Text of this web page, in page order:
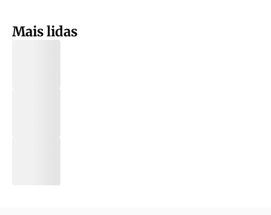
Mais lidas